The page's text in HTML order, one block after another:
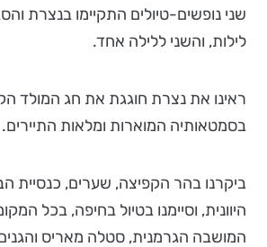
שני נופשים-טיולים התקיימו בנצרת
לילות, והשני ללילה אחד.
ראינו את נצרת חוגגת את חג המולד
בסמטאותיה המוארות ומלאות התיירים.
ביקרנו בהר הקפיצה, שערים, כנסיית
היוונית, וסיימנו בטיול בחיפה, בכל
המושבה הגרמנית, סטלה מאריס